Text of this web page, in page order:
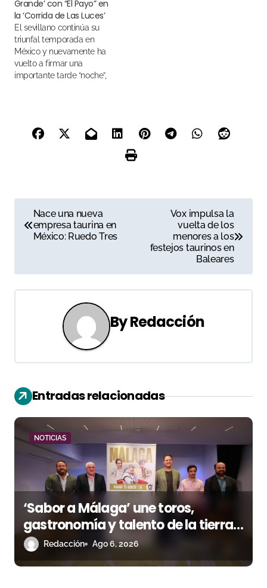
Grande’ con “El Payo” en
la ‘Corrida de Las Luces’
El sevillano continúa su
triunfal temporada en
México y nuevamente ha
vuelto a firmar una
importante tarde “noche”,
a
e
c
i
ó
n
e
e
n
t
Nace una nueva
empresa taurina en
México: Ruedo Tres
Vox impulsa la
vuelta de los
menores a los
festejos taurinos en
Baleares
ByRedacción
Entradas relacionadas
NOTICIAS
‘Sabor a Málaga’ une toros,
gastronomía y talento de la tierra
en La Malagueta
Redacción Ago 6, 2026